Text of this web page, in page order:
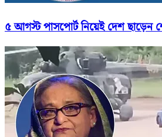
৫ আগস্ট পাসপোর্ট নিয়েই দেশ ছাড়েন